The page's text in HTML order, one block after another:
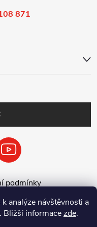
analýze návštěvnosti a
Bližší informacezde.
871
podmínky
údajů
/ baterií